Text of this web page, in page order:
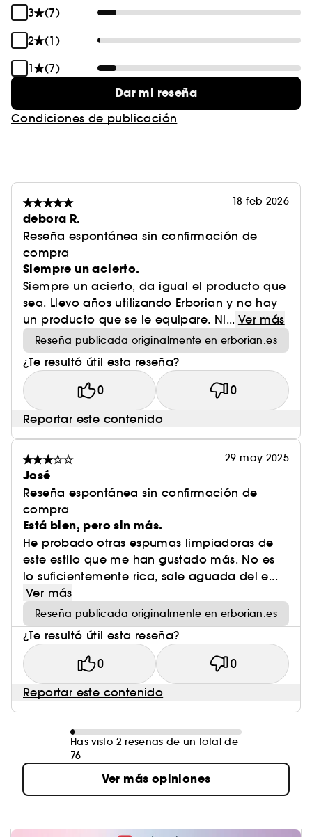
3
(7)
2
(1)
1
(7)
Dar mi reseña
Condiciones de publicación
18 feb 2026
debora R.
Reseña espontánea sin confirmación de
compra
Siempre un acierto.
Siempre un acierto, da igual el producto que
sea. Llevo años utilizando Erborian y no hay
un producto que se le equipare. Ni... Ver más
Reseña publicada originalmente en erborian.es
¿Te resultó útil esta reseña?
0 0
Reportar este contenido
29 may 2025
José
Reseña espontánea sin confirmación de
compra
Está bien, pero sin más.
He probado otras espumas limpiadoras de
este estilo que me han gustado más. No es
lo suficientemente rica, sale aguada del e...
Ver más
Reseña publicada originalmente en erborian.es
¿Te resultó útil esta reseña?
0 0
Reportar este contenido
Has visto 2 reseñas de un total de
76
Ver más opiniones